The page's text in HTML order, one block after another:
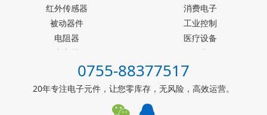
NICERA尼塞拉
TI德州仪器
台产松术songhall
ST意法半导体
罗姆ROHM
红外传感器
被动器件
电阻器
电容器
消费电子
工业控制
医疗设备
仪器仪表
能源设施
0755-88377517
20年专注电子元件，让您零库存，无风险，高效运营。